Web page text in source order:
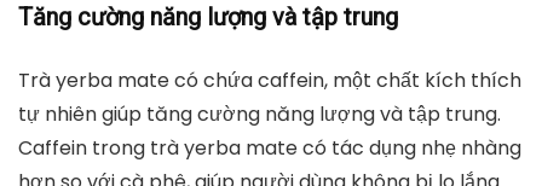
Tăng cường năng lượng và tập trung
Trà yerba mate có chứa caffein, một chất kích thích
tự nhiên giúp tăng cường năng lượng và tập trung.
Caffein trong trà yerba mate có tác dụng nhẹ nhàng